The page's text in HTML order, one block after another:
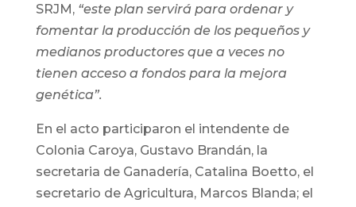
SRJM, “este plan servirá para ordenar y
fomentar la producción de los pequeños y
medianos productores que a veces no
tienen acceso a fondos para la mejora
genética”.
En el acto participaron el intendente de
Colonia Caroya, Gustavo Brandán, la
secretaria de Ganadería, Catalina Boetto, el
secretario de Agricultura, Marcos Blanda; el